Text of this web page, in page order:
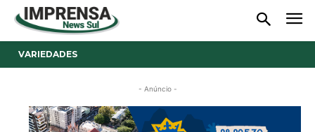
VARIEDADES
- Anúncio -